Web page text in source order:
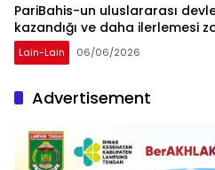
PariBahis-un uluslararası
kazandığı ve daha ilerlemesi
Lain-Lain 06/06/2026
Advertisement